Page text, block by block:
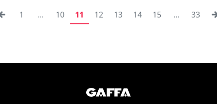
1 ... 10 11 12 13 14 15 ... 33